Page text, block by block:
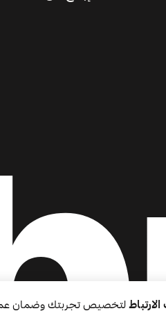
لتخصيص تجربتك وضمان